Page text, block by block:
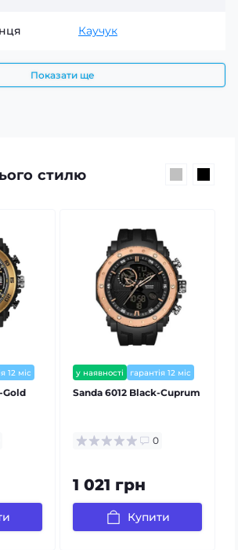
Каучук
Показати ще
стилю
12 міс
Gold
у наявності гарантія 12 міс
Sanda 6012 Black-Cuprum
0
1 021 грн
Купити